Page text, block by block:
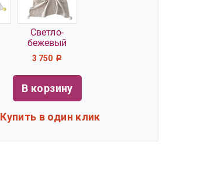
Светло-
бежевый
3 750 Р
В корзину
Купить в один клик